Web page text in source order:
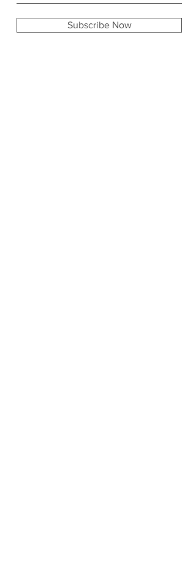
Subscribe Now